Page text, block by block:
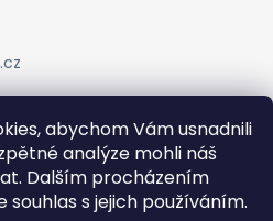
abychom Vám usnadnili
analýze mohli náš
Dalším procházením
s jejich používáním.